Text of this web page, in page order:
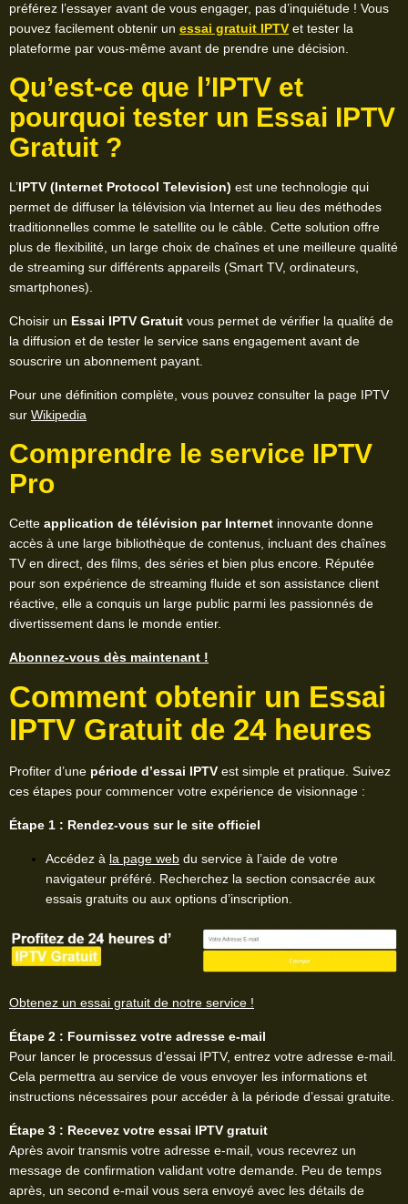
préférez l’essayer avant de vous engager, pas d’inquiétude ! Vous
pouvez facilement obtenir un essai gratuit IPTV et tester la
plateforme par vous-même avant de prendre une décision.
Qu’est-ce que l’IPTV et
pourquoi tester un Essai IPTV
Gratuit ?
L’IPTV (Internet Protocol Television) est une technologie qui
permet de diffuser la télévision via Internet au lieu des méthodes
traditionnelles comme le satellite ou le câble. Cette solution offre
plus de flexibilité, un large choix de chaînes et une meilleure qualité
de streaming sur différents appareils (Smart TV, ordinateurs,
smartphones).
Choisir un Essai IPTV Gratuit vous permet de vérifier la qualité de
la diffusion et de tester le service sans engagement avant de
souscrire un abonnement payant.
Pour une définition complète, vous pouvez consulter la page IPTV
sur Wikipedia
Comprendre le service IPTV
Pro
Cette application de télévision par Internet innovante donne
accès à une large bibliothèque de contenus, incluant des chaînes
TV en direct, des films, des séries et bien plus encore. Réputée
pour son expérience de streaming fluide et son assistance client
réactive, elle a conquis un large public parmi les passionnés de
divertissement dans le monde entier.
Abonnez-vous dès maintenant !
Comment obtenir un Essai
IPTV Gratuit de 24 heures
Profiter d’une période d’essai IPTV est simple et pratique. Suivez
ces étapes pour commencer votre expérience de visionnage :
Étape 1 : Rendez-vous sur le site officiel
Accédez à la page web du service à l’aide de votre
navigateur préféré. Recherchez la section consacrée aux
essais gratuits ou aux options d’inscription.
Obtenez un essai gratuit de notre service !
Étape 2 : Fournissez votre adresse e-mail
Pour lancer le processus d’essai IPTV, entrez votre adresse e-mail.
Cela permettra au service de vous envoyer les informations et
instructions nécessaires pour accéder à la période d’essai gratuite.
Étape 3 : Recevez votre essai IPTV gratuit
Après avoir transmis votre adresse e-mail, vous recevrez un
message de confirmation validant votre demande. Peu de temps
après, un second e-mail vous sera envoyé avec les détails de